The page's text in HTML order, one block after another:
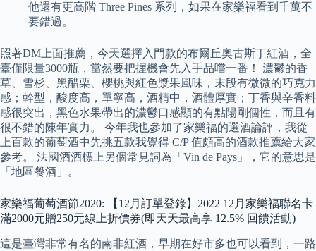
他還有更高階 Three Pines 系列，如果在家樂福看到千萬不
要錯過。
照著DM上面推薦，今天選擇入門款的布爾丘奧古斯丁紅酒，全
臺僅限量3000瓶，當然要把握機會先入手品嚐一番！ 濃鬱的香
草、雪杉、黑醋栗、櫻桃與紅色漿果風味，末段有微微的巧克力
感；幹型，酸度高，單寧高，酒精中，酒體厚實；丁香與辛香料
感很突出，黑色水果帶出的濃鬱口感顯的有點陽剛個性，而且有
很不錯的陳年實力。 今年我也參加了家樂福的選酒論評，我從
上百款的葡萄酒中先挑五款我覺得 C/P 值頗高的酒款推薦給大家
參考。 法國酒酒標上另個常見詞為「Vin de Pays」，它的意思是
「地區餐酒」。
家樂福葡萄酒節2020: 【12月訂單登錄】2022 12月家樂福聯名卡
滿2000元贈250元線上折價券(即天天最高享 12.5% 回饋活動)
這是臺灣非常有名的南非紅酒，早期在好市多也可以看到，一路